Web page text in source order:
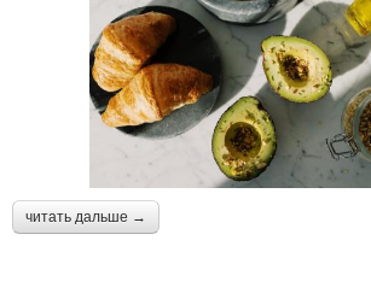
читать дальше →